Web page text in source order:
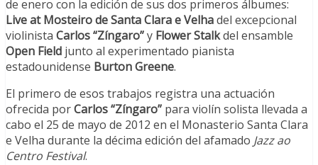
de enero con la edición de sus dos primeros álbumes:
Live at Mosteiro de Santa Clara e Velhadel excepcional
violinista Carlos “Zíngaro”y Flower Stalkdel ensamble
Open Field junto al experimentado pianista
estadounidense Burton Greene.
El primero de esos trabajos registra una actuación
ofrecida porCarlos “Zíngaro” para violín solista llevada a
cabo el 25 de mayo de 2012 en el Monasterio Santa Clara
e Velha durante la décima edición del afamado Jazz ao
Centro Festival.